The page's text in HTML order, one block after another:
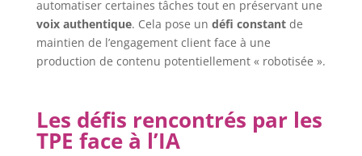
automatiser certaines tâches tout en préservant une
voix authentique. Cela pose un défi constantde
maintien de l’engagement client face à une
production de contenu potentiellement « robotisée ».
Les défis rencontrés par les
TPE face à l’IA